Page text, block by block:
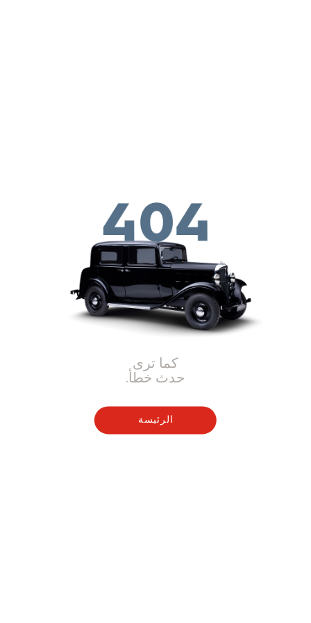
كما ترى
حدث خطأ.
الرئيسة